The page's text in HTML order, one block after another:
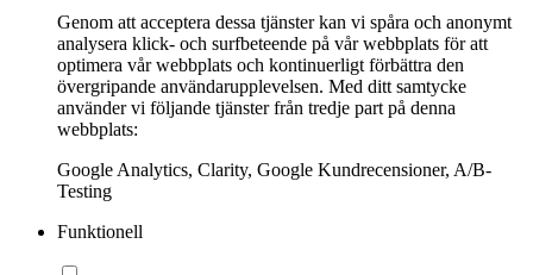
Genom att acceptera dessa tjänster kan vi spåra och anonymt
analysera klick- och surfbeteende på vår webbplats för att
optimera vår webbplats och kontinuerligt förbättra den
övergripande användarupplevelsen. Med ditt samtycke
använder vi följande tjänster från tredje part på denna
webbplats:
Google Analytics, Clarity, Google Kundrecensioner, A/B-
Testing
Funktionell